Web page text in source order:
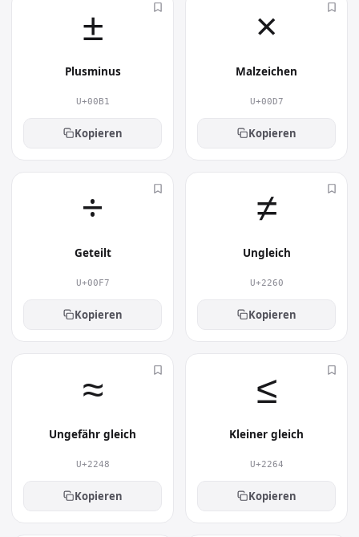
wird das Zeichen unabhängig von der
installierten Schriftart korrekt dargestellt.
verwendet?
Formeln, wissenschaftlichen Texten, Tabellen
±︎
Plusminus
U+00B1
Kopieren
×︎
Malzeichen
U+00D7
Kopieren
÷︎
Geteilt
U+00F7
Kopieren
≠︎
Ungleich
U+2260
Kopieren
≈︎
Ungefähr gleich
U+2248
Kopieren
≤︎
Kleiner gleich
U+2264
Kopieren